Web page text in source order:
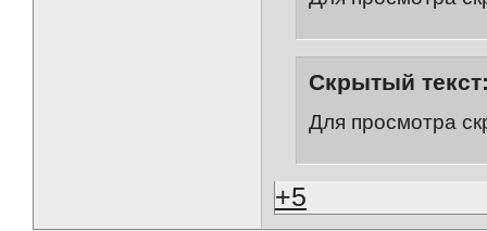
Скрытый
Для просмотра
+5